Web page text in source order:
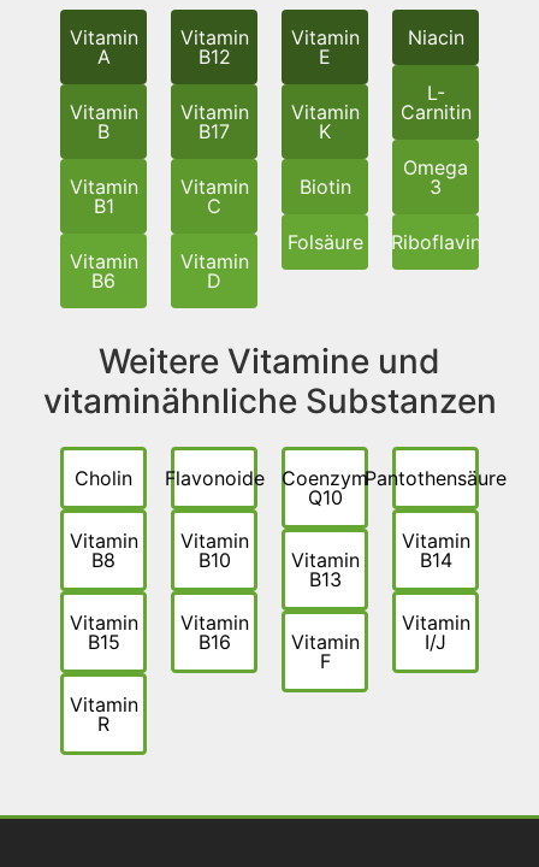
Vitamin
A
Vitamin
B
Vitamin
B1
Vitamin
B6
Vitamin
B12
Vitamin
B17
Vitamin
C
Vitamin
D
Vitamin
E
Vitamin
K
Biotin
Folsäure
Niacin
L-
Carnitin
Omega
3
Riboflavin
Weitere Vitamine und
vitaminähnliche Substanzen
Cholin
Vitamin
B8
Vitamin
B15
Vitamin
R
Flavonoide
Vitamin
B10
Vitamin
B16
Coenzym
Q10
Vitamin
B13
Vitamin
F
Pantothensäure
Vitamin
B14
Vitamin
I/J